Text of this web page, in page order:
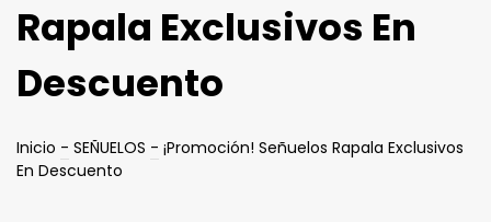
Rapala Exclusivos En
Descuento
Inicio - SEÑUELOS - ¡Promoción! Señuelos Rapala Exclusivos
En Descuento